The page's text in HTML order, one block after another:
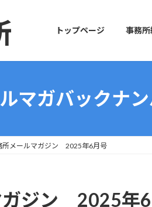
トップページ 事務
マガバックナ
所メールマガジン 2025年6月号
ガジン 2025年